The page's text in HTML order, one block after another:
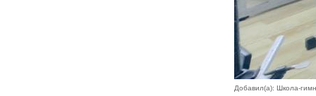
Добавил(а): Школа-